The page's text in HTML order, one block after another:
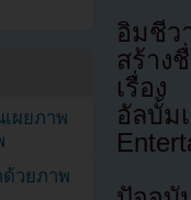
อิมชีว
สร้าง
เรื่อง
อัลบั้
ผยภาพ
วยภาพ